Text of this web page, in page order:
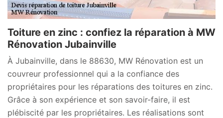
Toiture en zinc : confiez la réparation à MW
Rénovation Jubainville
À Jubainville, dans le 88630, MW Rénovation est un
couvreur professionnel qui a la confiance des
propriétaires pour les réparations des toitures en zinc.
Grâce à son expérience et son savoir-faire, il est
plébiscité par les propriétaires. Les réalisations sont